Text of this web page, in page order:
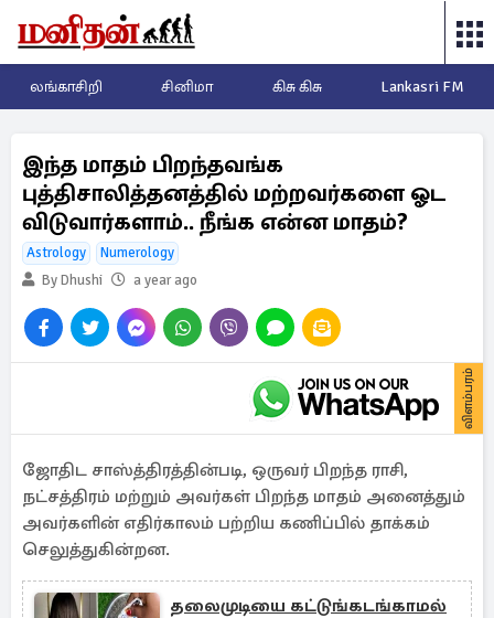
லங்காசிறி சினிமா கிசு கிசு Lankasri FM
இந்த மாதம் பிறந்தவங்க
புத்திசாலித்தனத்தில் மற்றவர்களை ஓட
விடுவார்களாம்.. நீங்க என்ன மாதம்?
Astrology
Numerology
By Dhushi
a year ago
விளம்பரம்
ஜோதிட சாஸ்த்திரத்தின்படி, ஒருவர் பிறந்த ராசி,
நட்சத்திரம் மற்றும் அவர்கள் பிறந்த மாதம் அனைத்தும்
அவர்களின் எதிர்காலம் பற்றிய கணிப்பில் தாக்கம்
செலுத்துகின்றன.
தலைமுடியை கட்டுங்கடங்காமல்